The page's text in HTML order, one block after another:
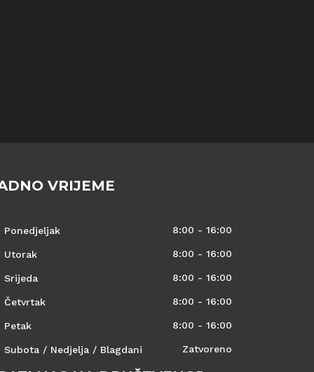
VRIJEME
Ponedjeljak 8:00 - 16:00
Utorak 8:00 - 16:00
Srijeda 8:00 - 16:00
Četvrtak 8:00 - 16:00
Petak 8:00 - 16:00
Subota / Nedjelja / Blagdani Zatvoreno